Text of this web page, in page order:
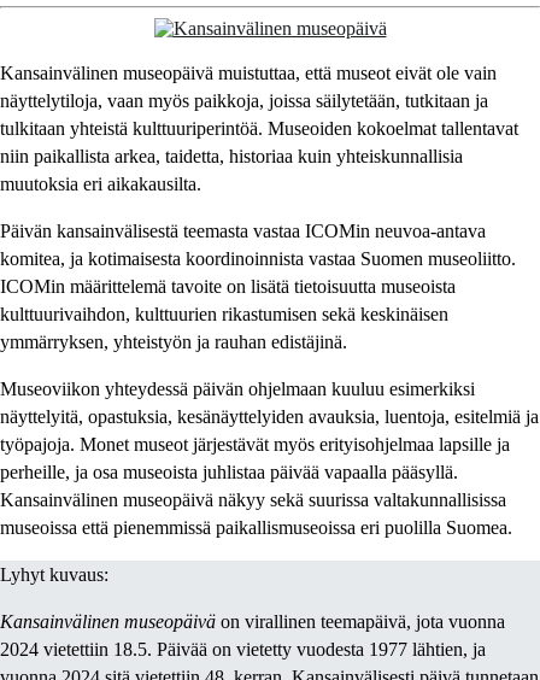
Kansainvälinen museopäivä muistuttaa, että museot eivät ole vain
näyttelytiloja, vaan myös paikkoja, joissa säilytetään, tutkitaan ja
tulkitaan yhteistä kulttuuriperintöä. Museoiden kokoelmat tallentavat
niin paikallista arkea, taidetta, historiaa kuin yhteiskunnallisia
muutoksia eri aikakausilta.
Päivän kansainvälisestä teemasta vastaa ICOMin neuvoa-antava
komitea, ja kotimaisesta koordinoinnista vastaa Suomen museoliitto.
ICOMin määrittelemä tavoite on lisätä tietoisuutta museoista
kulttuurivaihdon, kulttuurien rikastumisen sekä keskinäisen
ymmärryksen, yhteistyön ja rauhan edistäjinä.
Museoviikon yhteydessä päivän ohjelmaan kuuluu esimerkiksi
näyttelyitä, opastuksia, kesänäyttelyiden avauksia, luentoja, esitelmiä ja
työpajoja. Monet museot järjestävät myös erityisohjelmaa lapsille ja
perheille, ja osa museoista juhlistaa päivää vapaalla pääsyllä.
Kansainvälinen museopäivä näkyy sekä suurissa valtakunnallisissa
museoissa että pienemmissä paikallismuseoissa eri puolilla Suomea.
Lyhyt kuvaus:
Kansainvälinen museopäivä on virallinen teemapäivä, jota vuonna
2024 vietettiin 18.5. Päivää on vietetty vuodesta 1977 lähtien, ja